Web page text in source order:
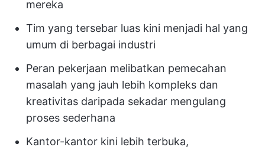
mereka
Tim yang tersebar luas kini menjadi hal yang
umum di berbagai industri
Peran pekerjaan melibatkan pemecahan
masalah yang jauh lebih kompleks dan
kreativitas daripada sekadar mengulang
proses sederhana
Kantor-kantor kini lebih terbuka,